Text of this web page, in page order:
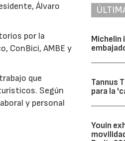
Álvaro
por la
ConBici, AMBE y
que
Según
y personal
Michelin
Tannus
para la
Youin